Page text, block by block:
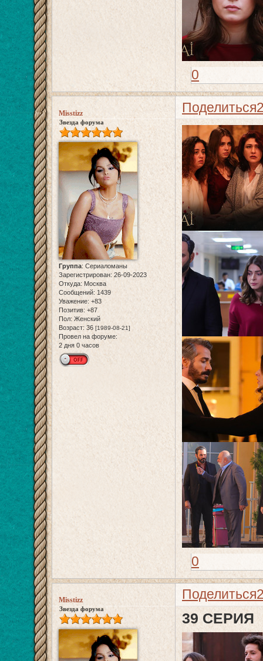
0
Поделиться
Misstizz
Звезда форума
Группа: Сериаломаны
Зарегистрирован: 26-09-2023
Откуда: Москва
Сообщений: 1439
Уважение: +83
Позитив: +87
Пол: Женский
Возраст: 36 [1989-08-21]
Провел на форуме:
2 дня 0 часов
0
Поделиться
Misstizz
Звезда форума
39 СЕРИЯ